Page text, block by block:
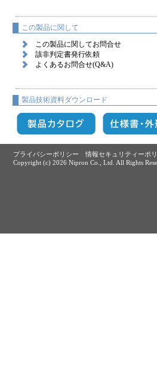
この製品に関して
この製品に関してお問合せ
該非判定書発行依頼
よくあるお問合せ(Q&A)
製品技術資料ダウンロード
プライバシーポリシー 情報セキュリティーポ
Copyright (c) 2026 Nipron Co., Ltd. All Rights